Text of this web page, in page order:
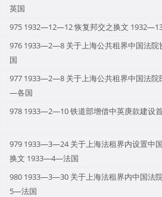
英国
975 1932—12—12 恢复邦交之换文
976 1933—2—8 关于上海公共租界中国法
国
977 1933—2—8 关于上海公共租界中国法
—各国
978 1933—2—10 铁道部增借中英庚款建设
979 1933—3—24 关于上海法租界内设置中
换文 1933—4—法国
980 1933—3—30 关于上海法租界内中国法
5—法国